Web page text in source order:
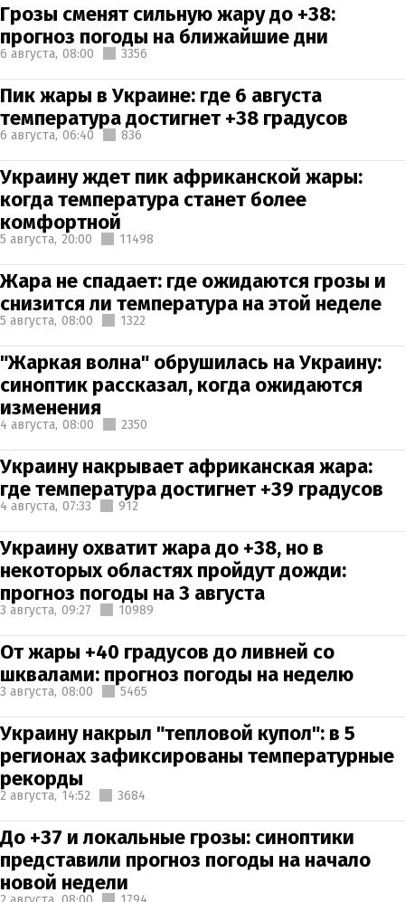
Грозы сменят сильную жару до +38:
прогноз погоды на ближайшие дни
6 августа, 08:00 3356
Пик жары в Украине: где 6 августа
температура достигнет +38 градусов
6 августа, 06:40 836
Украину ждет пик африканской жары:
когда температура станет более
комфортной
5 августа, 20:00 11498
Жара не спадает: где ожидаются грозы и
снизится ли температура на этой неделе
5 августа, 08:00 1322
"Жаркая волна" обрушилась на Украину:
синоптик рассказал, когда ожидаются
изменения
4 августа, 08:00 2350
Украину накрывает африканская жара:
где температура достигнет +39 градусов
4 августа, 07:33 912
Украину охватит жара до +38, но в
некоторых областях пройдут дожди:
прогноз погоды на 3 августа
3 августа, 09:27 10989
От жары +40 градусов до ливней со
шквалами: прогноз погоды на неделю
3 августа, 08:00 5465
Украину накрыл "тепловой купол": в 5
регионах зафиксированы температурные
рекорды
2 августа, 14:52 3684
До +37 и локальные грозы: синоптики
представили прогноз погоды на начало
новой недели